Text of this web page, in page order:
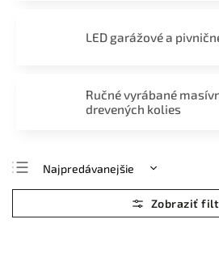
LED garážové a
Ručné vyrábané
drevených kolies
Najpredávanejšie
Najlacnejšie
Najdrahšie